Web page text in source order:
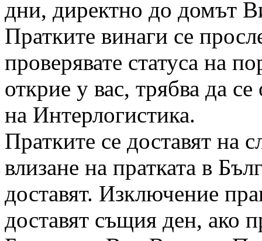
дни, директно до домът
Пратките винаги се
проверявате статуса на
открие у вас, трябва да
на Интерлогистика.
Пратките се доставят на
влизане на пратката в
доставят. Изключение
доставят същия ден, ако